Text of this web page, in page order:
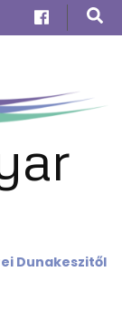
Dunakeszitől